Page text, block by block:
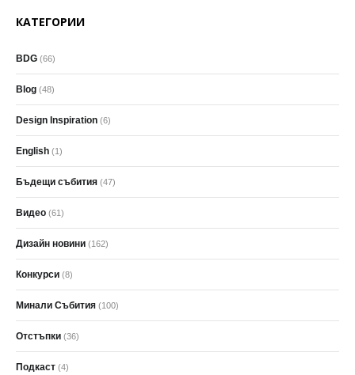
КАТЕГОРИИ
BDG (66)
Blog (48)
Design Inspiration (6)
English (1)
Бъдещи събития (47)
Видео (61)
Дизайн новини (162)
Конкурси (8)
Минали Събития (100)
Отстъпки (36)
Подкаст (4)